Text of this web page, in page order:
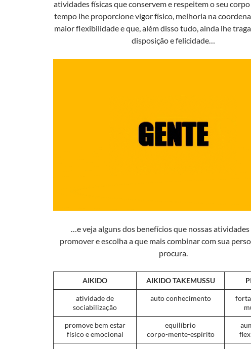
atividades físicas que conservem e respeitem o seu
tempo lhe proporcione vigor físico, melhoria na
maior flexibilidade e que, além disso tudo, ainda lhe
disposição e felicidade…
…e veja alguns dos benefícios que nossas
promover e escolha a que mais combinar com sua
procura.
AIKIDO AIKIDO TAKEMUSSU
atividade de
sociabilização
auto conhecimento
promove bem estar
físico e emocional
equilíbrio
corpo-mente-espírito